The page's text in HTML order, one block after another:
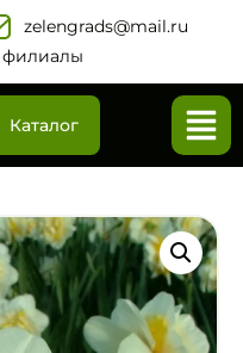
zelengrads@mail.ru
филиалы
Каталог